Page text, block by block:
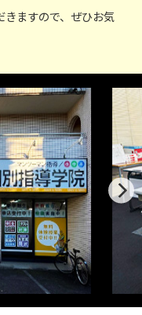
きますので、ぜひお気